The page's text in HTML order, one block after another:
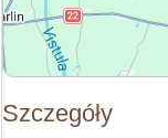
Szczegóły